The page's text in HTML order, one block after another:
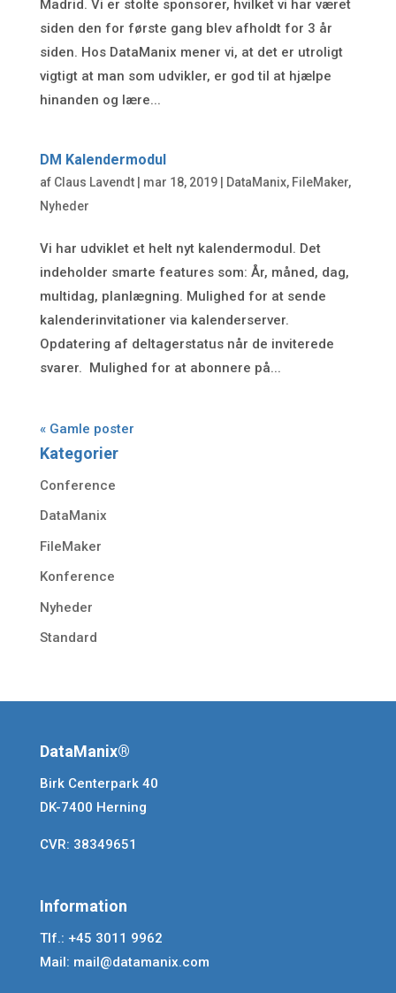
Madrid. Vi er stolte sponsorer, hvilket vi har været
siden den for første gang blev afholdt for 3 år
siden. Hos DataManix mener vi, at det er utroligt
vigtigt at man som udvikler, er god til at hjælpe
hinanden og lære...
DM Kalendermodul
af Claus Lavendt| mar 18, 2019| DataManix, FileMaker,
Nyheder
Vi har udviklet et helt nyt kalendermodul. Det
indeholder smarte features som: År, måned, dag,
multidag, planlægning. Mulighed for at sende
kalenderinvitationer via kalenderserver.
Opdatering af deltagerstatus når de inviterede
svarer. Mulighed for at abonnere på...
« Gamle poster
Kategorier
Conference
DataManix
FileMaker
Konference
Nyheder
Standard
DataManix®
Birk Centerpark 40
DK-7400 Herning
CVR: 38349651
Information
Tlf.: +45 3011 9962
Mail: mail@datamanix.com